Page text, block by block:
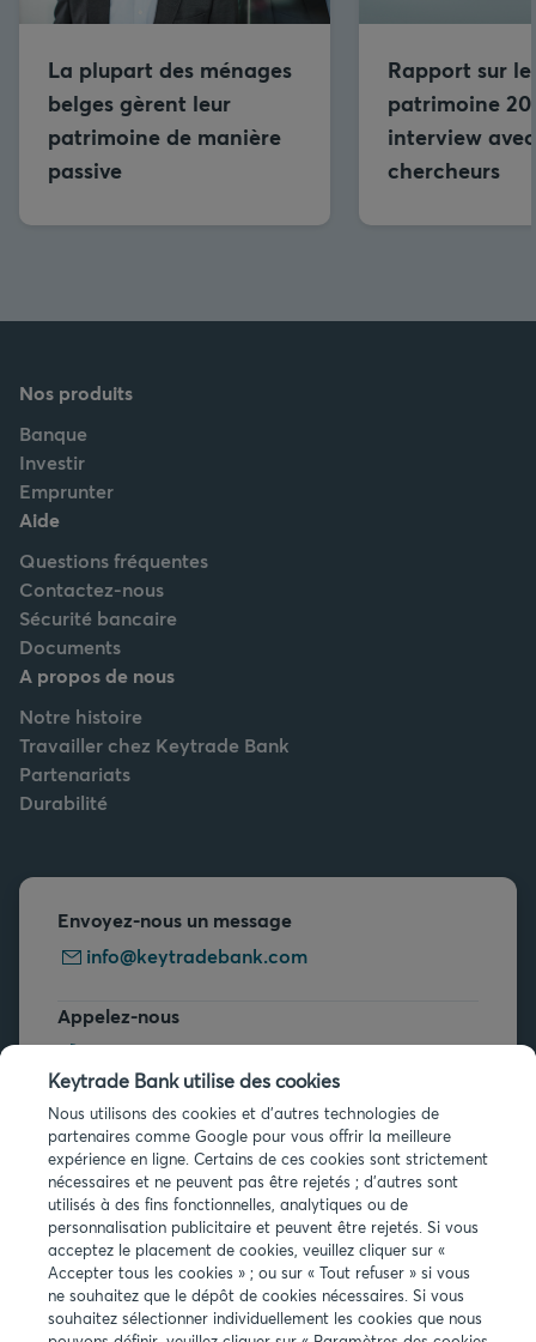
La plupart des ménages
belges gèrent leur
patrimoine de manière
passive
Rapport sur le
patrimoine
interview
chercheurs
Nos produits
Banque
Investir
Emprunter
Aide
Questions fréquentes
Contactez-nous
Sécurité bancaire
Documents
A propos de nous
Notre histoire
Travailler chez Keytrade Bank
Partenariats
Durabilité
Envoyez-nous un message
info@keytradebank.com
Appelez-nous
+32 2 679 90 00
Vous avez des questions ?
Questions fréquentes
Infos légales
Keytrade Bank utilise des cookies
Nous utilisons des cookies et d'autres technologies de
partenaires comme Google pour vous offrir la meilleure
expérience en ligne. Certains de ces cookies sont strictement
nécessaires et ne peuvent pas être rejetés ; d'autres sont
utilisés à des fins fonctionnelles, analytiques ou de
personnalisation publicitaire et peuvent être rejetés. Si vous
acceptez le placement de cookies, veuillez cliquer sur «
Accepter tous les cookies » ; ou sur « Tout refuser » si vous
ne souhaitez que le dépôt de cookies nécessaires. Si vous
souhaitez sélectionner individuellement les cookies que nous